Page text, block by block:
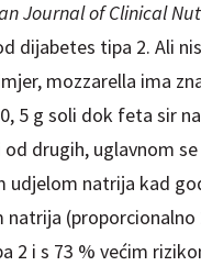
Journal of Clinical
dijabetes tipa 2. Ali
mozzarella ima
5 g soli dok feta sir
drugih, uglavnom
udjelom natrija kad
(proporcionalno
2 i s 73 % većim